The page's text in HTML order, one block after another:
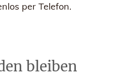
per Telefon.
bleiben